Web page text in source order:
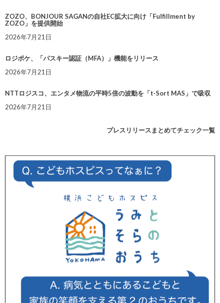
ZOZO、BONJOUR SAGANの自社EC拡大に向け「Fulfillment by
ZOZO」を提供開始
2026年7月21日
ロジポケ、「パスキー認証（MFA）」機能をリリース
2026年7月21日
NTTロジスコ、エンタメ物流の平時5倍の波動を「t-Sort MAS」で吸収
2026年7月21日
プレスリリースまとめてチェック一覧